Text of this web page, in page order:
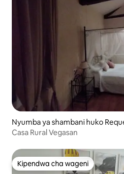
Nyumba ya shambani huko
Casa Rural Vegasan
Kipendwa cha wageni
Kipendwa cha wageni